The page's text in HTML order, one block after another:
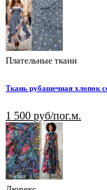
Плательные ткани
Ткань рубашечная хлопок
1 500 руб/пог.м.